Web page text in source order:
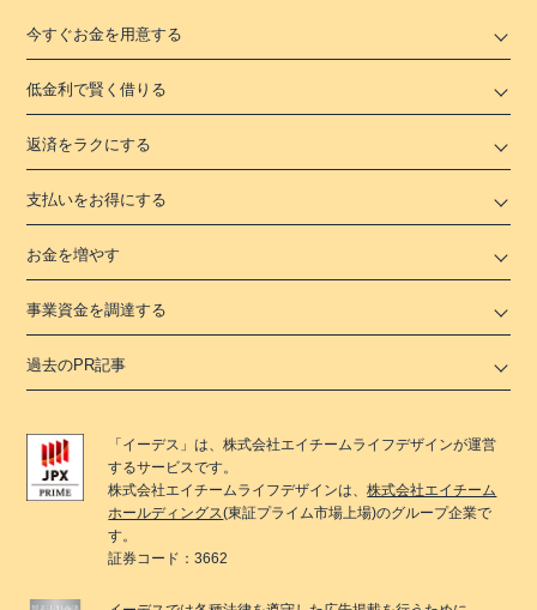
今すぐお金を用意する
低金利で賢く借りる
返済をラクにする
支払いをお得にする
お金を増やす
事業資金を調達する
過去のPR記事
「 イーデス 」は、株式会社エイチームライフデザインが運営
するサービスです。
株式会社エイチームライフデザインは、株式会社エイチーム
ホールディングス(東証プライム市場上場)のグループ企業で
す。
証券コード：3662